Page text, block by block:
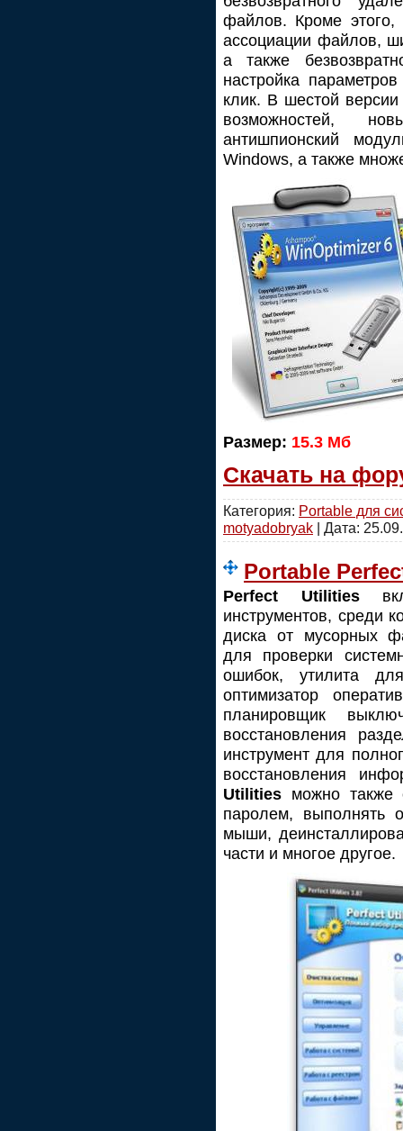
файлов. Кроме этого,
ассоциации файлов,
а также
настройка
клик. В шестой
возможностей,
антишпионский
Windows, а также
Размер: 15.3 Мб
Скачать на
Категория: Portable для
motyadobryak | Дата:
Portable
Perfect Utilities
инструментов, среди
диска от мусорных
для проверки
ошибок, утилита
оптимизатор
планировщик
восстановления
инструмент для
восстановления
Utilities можно также
паролем, выполнять
мыши,
части и многое другое.